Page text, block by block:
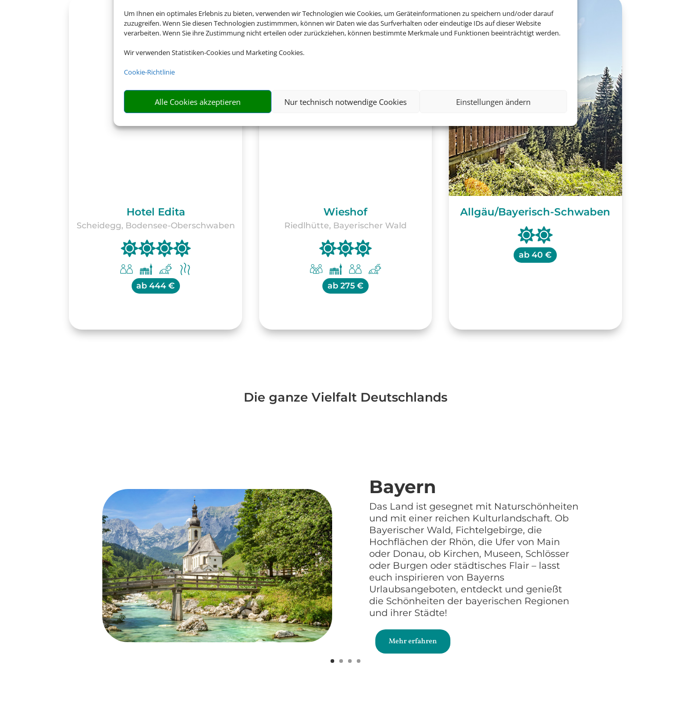
Um Ihnen ein optimales Erlebnis zu bieten, verwenden wir Technologien wie Cookies, um Geräteinformationen zu speichern und/oder darauf
zuzugreifen. Wenn Sie diesen Technologien zustimmmen, können wir Daten wie das Surfverhalten oder eindeutige IDs auf dieser Website
verarbeiten. Wenn Sie ihre Zustimmung nicht erteilen oder zurückziehen, können bestimmte Merkmale und Funktionen beeinträchtigt werden.
Wir verwenden Statistiken-Cookies und Marketing Cookies.
Cookie-Richtlinie
Alle Cookies akzeptieren Nur technisch notwendige Cookies Einstellungen ändern
Hotel Edita
Scheidegg, Bodensee-Oberschwaben
ab 444 €
Wieshof
Riedlhütte, Bayerischer Wald
ab 275 €
Allgäu/Bayerisch-Schwaben
ab 40 €
Die ganze Vielfalt Deutschlands
Bayern
Das Land ist gesegnet mit Naturschönheiten
und mit einer reichen Kulturlandschaft. Ob
Bayerischer Wald, Fichtelgebirge, die
Hochflächen der Rhön, die Ufer von Main
oder Donau, ob Kirchen, Museen, Schlösser
oder Burgen oder städtisches Flair – lasst
euch inspirieren von Bayerns
Urlaubsangeboten, entdeckt und genießt
die Schönheiten der bayerischen Regionen
und ihrer Städte!
Mehr erfahren